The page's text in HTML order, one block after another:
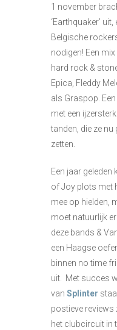
1 november
‘Earthquaker’
Belgische
nodigen! Een
hard rock &
Epica, Fleddy
als Graspop.
met een
tanden, die ze
zetten.
Een jaar geleden
of Joy plots met
mee op hielden,
moet natuurlijk
deze bands &
een Haagse
binnen no time
uit. Met succes
van Splinter
postieve reviews
het clubcircuit in